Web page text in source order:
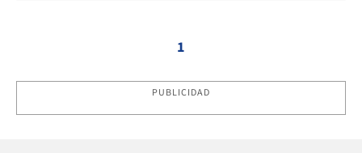
1
PUBLICIDAD